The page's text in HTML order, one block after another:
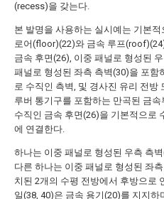
(recess)을 갖는다.
본 발명을 사용하는 실시예는 기본
로어(floor)(22)와 금속 루프
금속 후면(26), 이중 패널로 형성된
패널로 형성된 좌측 측벽(30)을 포함
로 수직인 측벽, 및 경사진 유리 전방
루버 통기구를 포함하는 만곡된 금
수직인 금속 후면(26)을 기본적으로
에 연결한다.
하나는 이중 패널로 형성된 우측 측
다른 하나는 이중 패널로 형성된 좌
치된 2개의 수평 전방에서 후방으로
일(38, 40)은 금속 용기(20)를 지지하